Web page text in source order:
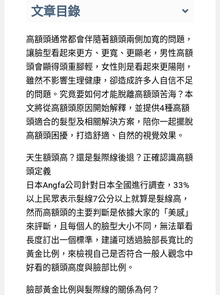
文章目錄
高額頭通常都會伴隨著額頭兩側加寬的問題，
讓臉型看起來更方、更寬、更顯老，男性高額
頭會顯得頭重腳輕，女性則是看起來更陽剛，
雖然不影響生理健康，卻造成許多人自信不足
的問題。究竟要如何才能脫離高額頭苦海？本
文將從高額頭原因開始解釋，並提供4種高額
頭適合的髮型及相關解決方案，陪你一起擺脫
高額頭困擾，打造舒適、自然的視覺效果。
天生額頭高？還是髮際線後退？正確認識高額
頭定義
日本Angfa公司針對日本全國進行調查，33%
以上民眾表示髮線7公分以上就算是髮線高，
然而高額頭的主要判斷是依據大家的「美感」
來評斷，且每個人的臉型大小不同，無法單看
長度訂出一個標準，建議可透過臉部長寬比的
黃金比例，來檢視自己是否符合一般人觀念中
好看的額頭高度與臉部比例。
臉部黃金比例與髮際線的關係為何？